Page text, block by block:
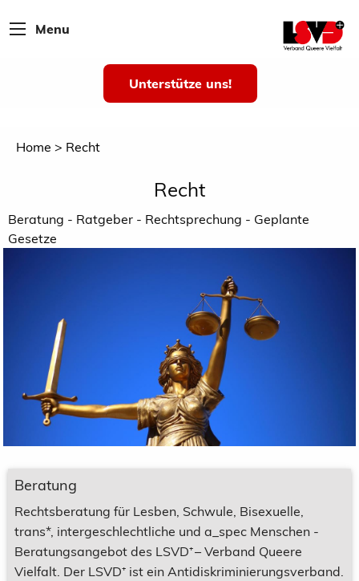
Menu
Unterstütze uns!
Home Recht
Recht
Beratung - Ratgeber - Rechtsprechung - Geplante
Gesetze
Beratung
Rechtsberatung für Lesben, Schwule, Bisexuelle,
trans*, intergeschlechtliche und a_spec Menschen -
Beratungsangebot des LSVD⁺ – Verband Queere
Vielfalt. Der LSVD⁺ ist ein Antidiskriminierungsverband.